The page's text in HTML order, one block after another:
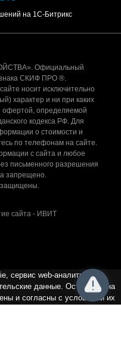
на 1С-Битрикс
Официальный
знака СКИФ ПРО ®.
носит исключительно
характер и ни при каких
офертой, определяемой
кодекса РФ. Для
о стоимости и
по телефонам на сайте.
с сайта и любое
письменного разрешения
запрещено.
защищены.
сайта - ИВИТ
сервис web-аналитики
данные. Оставаясь на
и согласны с условиями их